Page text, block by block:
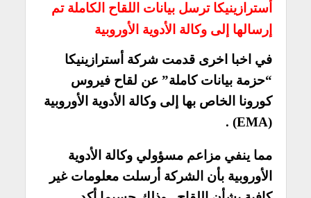
أسترازينيكا ترسل بيانات اللقاح الكاملة تم
إرسالها إلى وكالة الأدوية الأوروبية
في اخبا اخرى قدمت شركة أسترازينيكا
“حزمة بيانات كاملة” عن لقاح فيروس
كورونا الخاص بها إلى وكالة الأدوية الأوروبية
(EMA) .
مما ينفي مزاعم مسؤولي وكالة الأدوية
الأوروبية بأن الشركة أرسلت معلومات غير